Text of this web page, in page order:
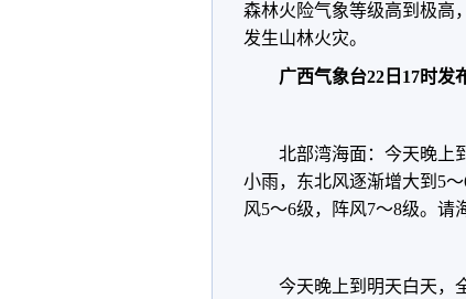
森林火险气象等级高到极高
发生山林火灾。
广西气象台22日17时发
北部湾海面：今天晚上
小雨，东北风逐渐增大到5
风5～6级，阵风7～8级。请
今天晚上到明天白天，